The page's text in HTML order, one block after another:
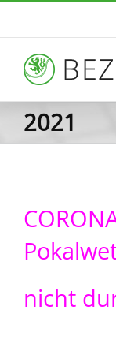
Inhalt
springen
2021
nicht